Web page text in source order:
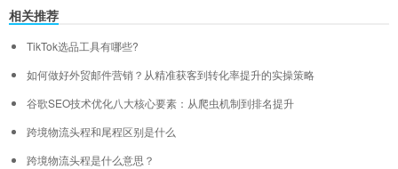
相关推荐
TikTok选品工具有哪些?
如何做好外贸邮件营销？从精准获客到转化率提升的实操策略
谷歌SEO技术优化八大核心要素：从爬虫机制到排名提升
跨境物流头程和尾程区别是什么
跨境物流头程是什么意思？